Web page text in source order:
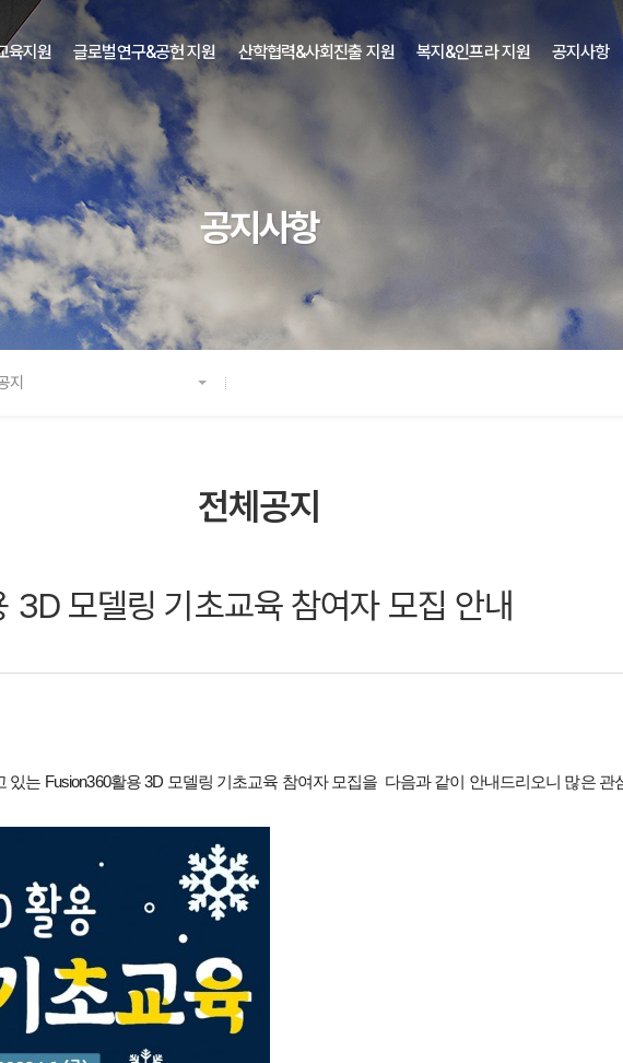
육지원 글로벌연구&공헌 지원 산학협력&사회진출 지원 복지&인프라 지원 공지사항
공지사항
지
전체공지
모델링 기초교육 참여자 모집 안내
있는 Fusion360활용 3D 모델링 기초교육 참여자 모집을 다음과 같이 안내드리오니 많은 관